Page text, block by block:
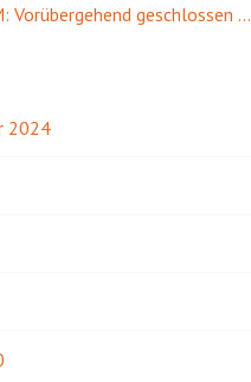
Vorübergehend geschlossen …
2024